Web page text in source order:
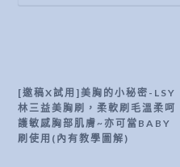
文
章
[邀稿X試用]美胸的小秘密-LSY
林三益美胸刷，柔軟刷毛溫柔呵
護敏感胸部肌膚~亦可當BABY
刷使用(內有教學圖解)